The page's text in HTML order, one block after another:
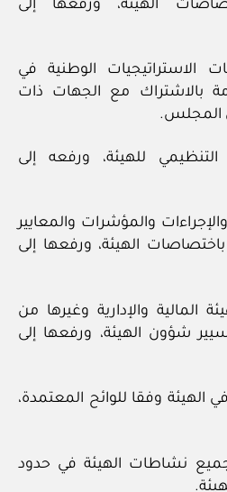
الهيئة، ورفعها إلى
الاستراتيجيات الوطنية في
بالاشتراك مع الجهات ذات
المجلس.
التنظيمي للهيئة، ورفعه إلى
والمؤشرات والمعايير
الهيئة، ورفعها إلى
المالية والإدارية وغيرها من
شؤون الهيئة، ورفعها إلى
الهيئة وفقا للوائح المعتمدة،
وجميع نشاطات الهيئة في حدود